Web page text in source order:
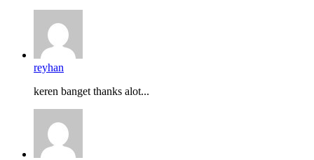
reyhan
keren banget thanks alot...